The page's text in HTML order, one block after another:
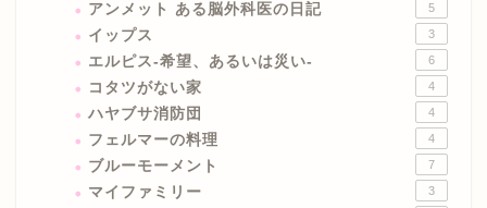
アンメット ある脳外科医の日記 5
イップス 3
エルピス-希望、あるいは災い- 6
コタツがない家 4
ハヤブサ消防団 4
フェルマーの料理 4
ブルーモーメント 7
マイファミリー 3